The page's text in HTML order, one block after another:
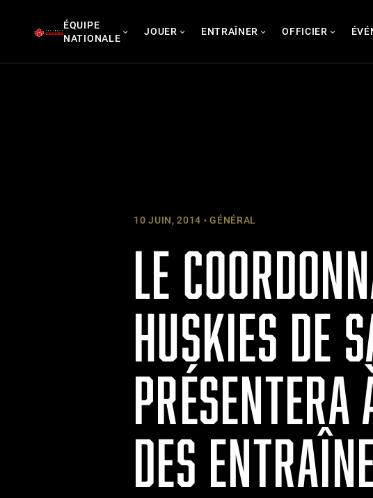
ÉQUIPE
NATIONALE
JOUER ENTRAÎNER OFFICIER
10 JUIN, 2014 GÉNÉRAL
LE
HUSKIES DE
DES